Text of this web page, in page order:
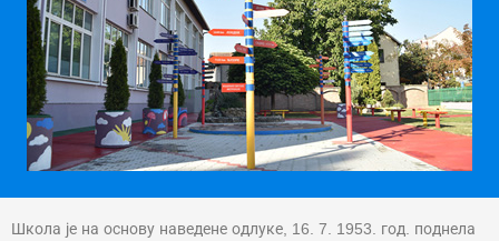
Школа је на основу наведене одлуке, 16. 7. 1953. год. поднела